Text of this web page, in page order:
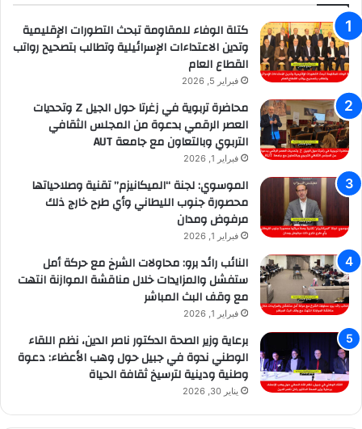
كتلة الوفاء للمقاومة تبحث التطورات الإقليمية
وتدين الاعتداءات الإسرائيلية وتطالب بتصحيح رواتب
القطاع العام
فبراير 5, 2026
محاضرة تربوية في زغرتا حول الجيل Z وتحديات
العصر الرقمي بدعوة من المجلس الثقافي
التربوي وبالتعاون مع جامعة AUT
فبراير 1, 2026
الموسوي: لجنة “الميكانيزم” تقنية وصلاحياتها
محصورة جنوب الليطاني وأي طرح خارج ذلك
مرفوض ومدان
فبراير 1, 2026
النائب رائد برو: محاولات الشرخ مع حركة أمل
ستفشل والمزايدات خلال مناقشة الموازنة انتهت
مع وقف البث المباشر
فبراير 1, 2026
برعاية وزير الصحة الدكتور ناصر الدين، نظم اللقاء
الوطني ندوة في جبيل حول وهب الأعضاء: دعوة
وطنية ودينية لترسيخ ثقافة الحياة
يناير 30, 2026